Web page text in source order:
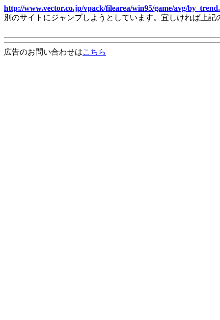
http://www.vector.co.jp/vpack/filearea/win95/game/avg/
別のサイトにジャンプしようとしています。宜しければ上
広告のお問い合わせはこちら